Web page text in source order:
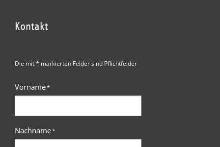
Kontakt
Die mit * markierten Felder sind Pflichtfelder
Vorname*
Nachname*